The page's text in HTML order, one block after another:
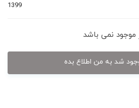
1399
موجود نمی باشد
شد به من اطلاع بده